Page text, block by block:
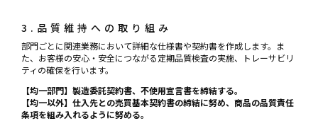
3.品質維持への取り組み
部門ごとに関連業務において詳細な仕様書や契約書を作成します。ま
た、お客様の安心・安全につながる定期品質検査の実施、トレーサビリ
ティの確保を行います。
【均一部門】製造委託契約書、不使用宣言書を締結する。
【均一以外】仕入先との売買基本契約書の締結に努め、商品の品質責任
条項を組み入れるように努める。